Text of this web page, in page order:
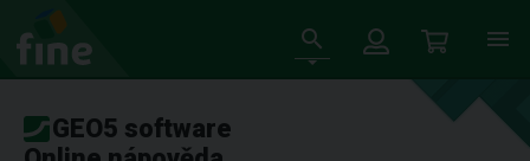
GEO5 software